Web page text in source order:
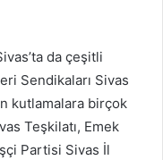
da çeşitli
Sendikaları Sivas
kutlamalara birçok
Teşkilatı, Emek
Partisi Sivas İl